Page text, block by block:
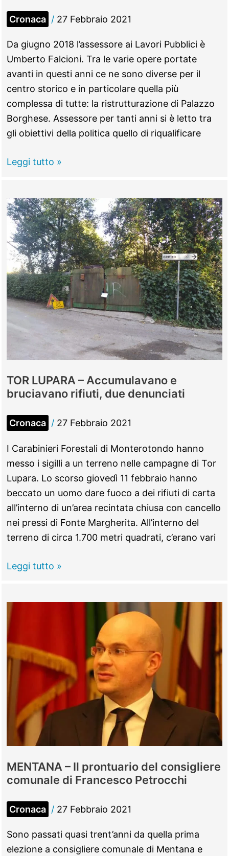
Cronaca / 27 Febbraio 2021
Da giugno 2018 l’assessore ai Lavori Pubblici è
Umberto Falcioni. Tra le varie opere portate
avanti in questi anni ce ne sono diverse per il
centro storico e in particolare quella più
complessa di tutte: la ristrutturazione di Palazzo
Borghese. Assessore per tanti anni si è letto tra
gli obiettivi della politica quello di riqualificare
MENTANA
restauro
di
Palazzo
Borghese
terminerà
entro
il
30
aprile”
Leggi tutto »
TOR LUPARA – Accumulavano e
bruciavano rifiuti, due denunciati
Cronaca / 27 Febbraio 2021
I Carabinieri Forestali di Monterotondo hanno
messo i sigilli a un terreno nelle campagne di Tor
Lupara. Lo scorso giovedì 11 febbraio hanno
beccato un uomo dare fuoco a dei rifiuti di carta
all’interno di un’area recintata chiusa con cancello
nei pressi di Fonte Margherita. All’interno del
terreno di circa 1.700 metri quadrati, c’erano vari
TOR
Accumulavano
e
bruciavano
rifiuti,
Leggi tutto »
MENTANA – Il prontuario del consigliere
comunale di Francesco Petrocchi
Cronaca / 27 Febbraio 2021
Sono passati quasi trent’anni da quella prima
elezione a consigliere comunale di Mentana e